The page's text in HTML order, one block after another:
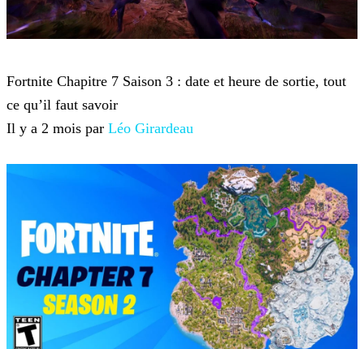
Fortnite Chapitre 7 Saison 3 : date et heure de sortie, tout
ce qu’il faut savoir
Il y a 2 mois par Léo Girardeau